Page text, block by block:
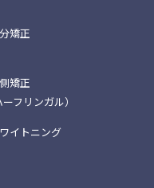
矯正
矯正
ーフリンガル）
イトニング